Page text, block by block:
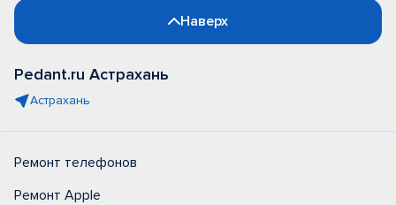
Наверх
Pedant.ru Астрахань
Астрахань
Ремонт телефонов
Ремонт Apple